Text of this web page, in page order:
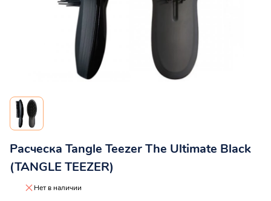
Расческа Tangle Teezer The Ultimate Black
(TANGLE TEEZER)
Нет в наличии